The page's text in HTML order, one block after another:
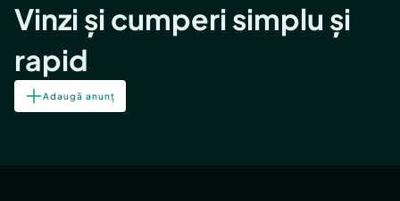
Vinzi și cumperi simplu și
rapid
Adaugă anunț